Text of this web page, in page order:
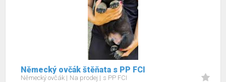
Německý ovčák štěňata s PP FCI
Německý ovčák Na prodej s PP FCI